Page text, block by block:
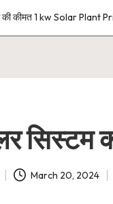
की कीमत 1 kw Solar Plant
March 20, 2024